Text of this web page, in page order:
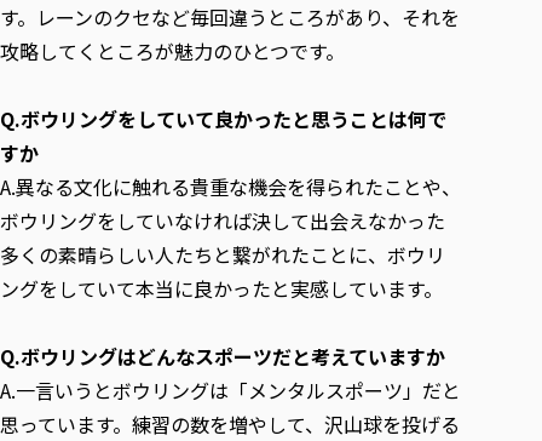
す。レーンのクセなど毎回違うところがあり、それを
攻略してくところが魅力のひとつです。
Q.ボウリングをしていて良かったと思うことは何で
すか
A.異なる文化に触れる貴重な機会を得られたことや、
ボウリングをしていなければ決して出会えなかった
多くの素晴らしい人たちと繋がれたことに、ボウリ
ングをしていて本当に良かったと実感しています。
Q.ボウリングはどんなスポーツだと考えていますか
A.一言いうとボウリングは「メンタルスポーツ」だと
思っています。練習の数を増やして、沢山球を投げる